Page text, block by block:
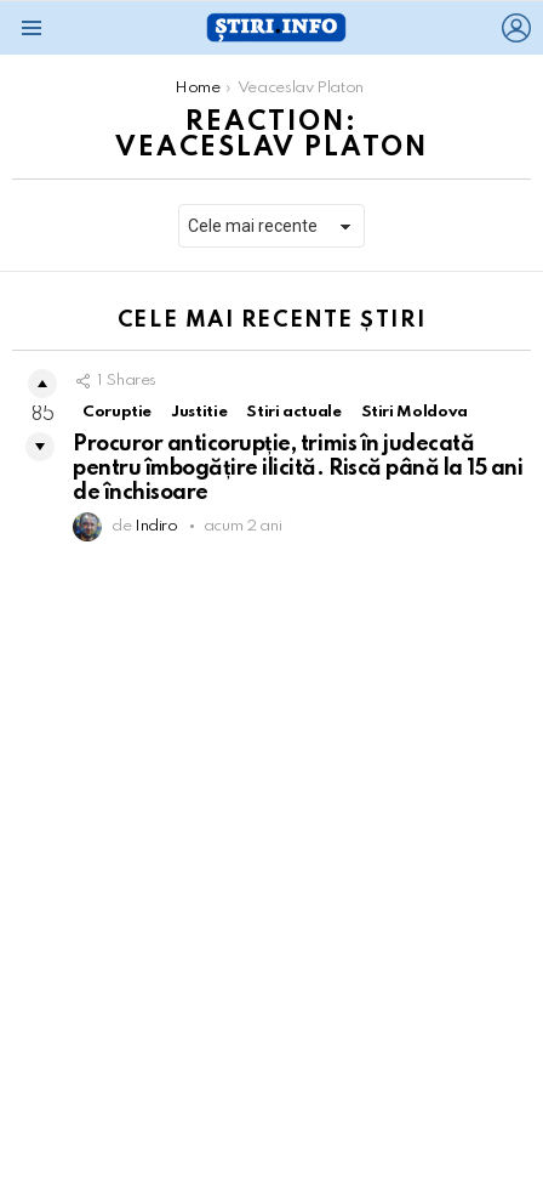
Home Veaceslav Platon
REACTION:
VEACESLAV PLATON
CELE MAI RECENTE ȘTIRI
1 Shares
Coruptie
Justitie Stiri actuale Stiri Moldova
Procuror anticorupție, trimis în judecată
pentru îmbogățire ilicită. Riscă până la 15 ani
de închisoare
de Indiro acum 2 ani
85